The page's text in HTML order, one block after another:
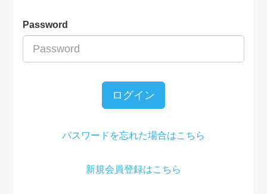
Password
ログイン
パスワードを忘れた場合はこちら
新規会員登録はこちら